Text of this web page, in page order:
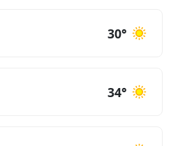
30°
34°